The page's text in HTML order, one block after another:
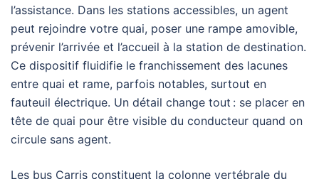
l’assistance. Dans les stations accessibles, un agent
peut rejoindre votre quai, poser une rampe amovible,
prévenir l’arrivée et l’accueil à la station de destination.
Ce dispositif fluidifie le franchissement des lacunes
entre quai et rame, parfois notables, surtout en
fauteuil électrique. Un détail change tout : se placer en
tête de quai pour être visible du conducteur quand on
circule sans agent.
Les bus Carris constituent la colonne vertébrale du